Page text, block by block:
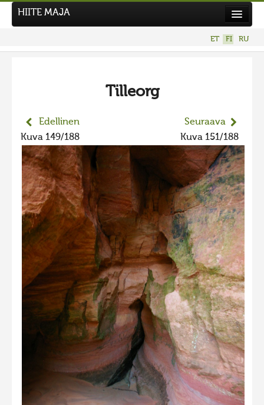
Hiite kuvavõistlus 2026
Hiisien kuvakilpailu 2025
2025 kuvakilpailu lisä
Liikuvad kuvad 2025
Hiisien kuvakilpailu 2024
2024 kuvakilpailu lisä
Liikkuvat kuvat 2024
Hiisien kuvakilpailu 2023
2023 kuvakilpailu lisä
Liikkuvat kuvat 2023
Hiite kuvavõistlus 2022
Hiite kuvavõistlus 2022 lisa
Liikkuvat kuvat 2022
Hiite kuvavõistlus 2021
Liikkuvat kuvat 2021
HIITE MAJA
ET FI RU
Tilleorg
Edellinen
Kuva 149/188
Seuraava
Kuva 151/188